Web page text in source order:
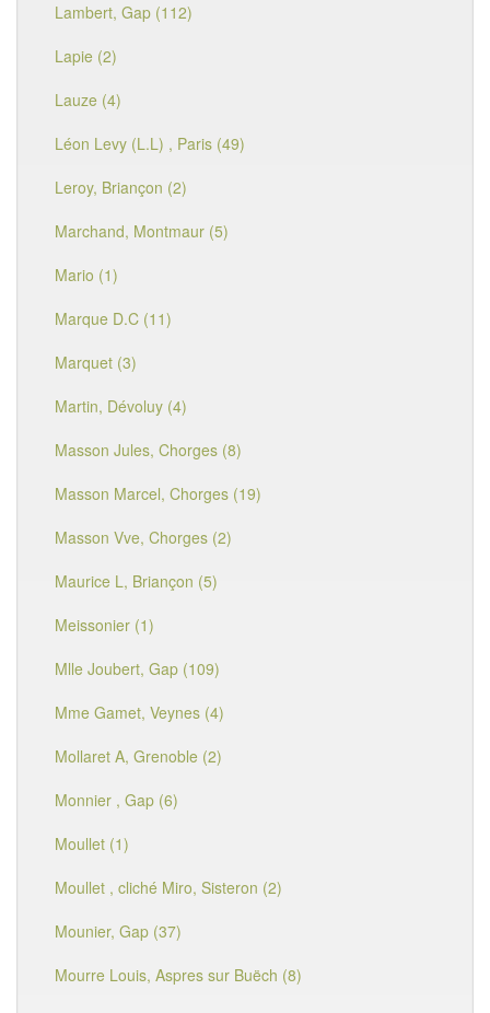
Lambert, Gap (112)
Lapie (2)
Lauze (4)
Léon Levy (L.L) , Paris (49)
Leroy, Briançon (2)
Marchand, Montmaur (5)
Mario (1)
Marque D.C (11)
Marquet (3)
Martin, Dévoluy (4)
Masson Jules, Chorges (8)
Masson Marcel, Chorges (19)
Masson Vve, Chorges (2)
Maurice L, Briançon (5)
Meissonier (1)
Mlle Joubert, Gap (109)
Mme Gamet, Veynes (4)
Mollaret A, Grenoble (2)
Monnier , Gap (6)
Moullet (1)
Moullet , cliché Miro, Sisteron (2)
Mounier, Gap (37)
Mourre Louis, Aspres sur Buëch (8)